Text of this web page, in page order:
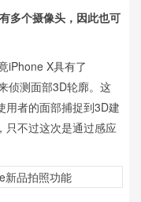
多个摄像头，因此也可
iPhone X具有了
侦测面部3D轮廓。这
用者的面部捕捉到3D建
只不过这次是通过感应